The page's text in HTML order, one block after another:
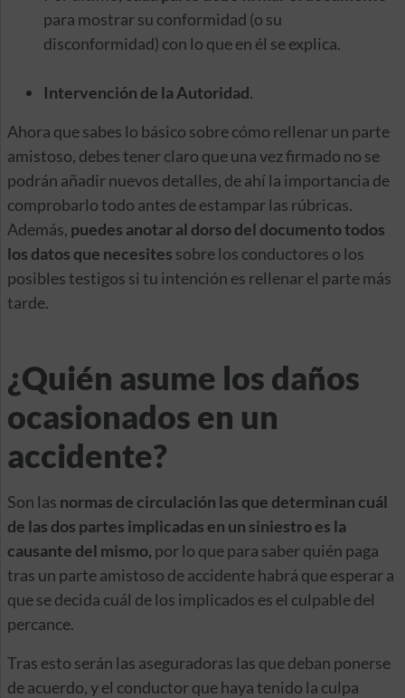
para mostrar su conformidad (o su
disconformidad) con lo que en él se explica.
Intervención de la Autoridad.
Ahora que sabes lo básico sobre cómo rellenar un parte
amistoso, debes tener claro que una vez firmado no se
podrán añadir nuevos detalles, de ahí la importancia de
comprobarlo todo antes de estampar las rúbricas.
Además, puedes anotar al dorso del documento todos
los datos que necesites sobre los conductores o los
posibles testigos si tu intención es rellenar el parte más
tarde.
¿Quién asume los daños
ocasionados en un
accidente?
Son las normas de circulación las que determinan cuál
de las dos partes implicadas en un siniestro es la
causante del mismo, por lo que para saber quién paga
tras un parte amistoso de accidente habrá que esperar a
que se decida cuál de los implicados es el culpable del
percance.
Tras esto serán las aseguradoras las que deban ponerse
de acuerdo, y el conductor que haya tenido la culpa